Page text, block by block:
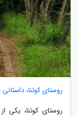
روستای کوتنا،
روستای کوتنا، یکی